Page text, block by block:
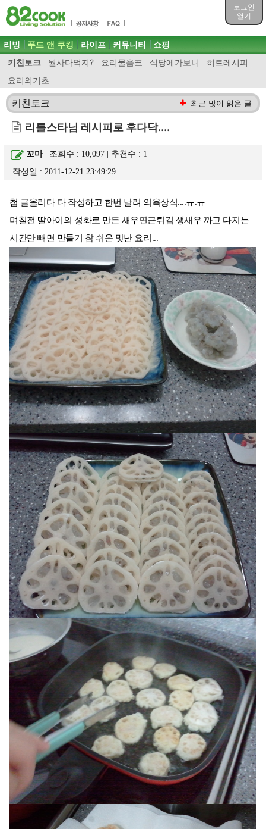
로그인
열기
목차
주메뉴 바로가기
컨텐츠 바로가기
검색 바로가기
로그인 바로가기
주메뉴
리빙 푸드 앤 쿠킹
키친토크 뭘사다먹지? 요리물음표 식당에가보니
히트레시피
요리의기초
라이프 커뮤니티 쇼핑
키친토크 최근 많이 읽은 글
리틀스타님 레시피로 후다닥....
꼬마| 조회수 : 10,097 | 추천수 : 1
작성일 : 2011-12-21 23:49:29
첨 글올리다 다 작성하고 한번 날려 의욕상식....ㅠ.ㅠ
며칠전 딸아이의 성화로 만든 새우연근튀김 생새우 까고 다지는
시간만 빼면 만들기 참 쉬운 맛난 요리...